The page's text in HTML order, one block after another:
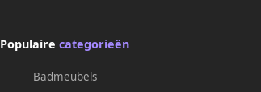
Populaire categorieën
Badmeubels